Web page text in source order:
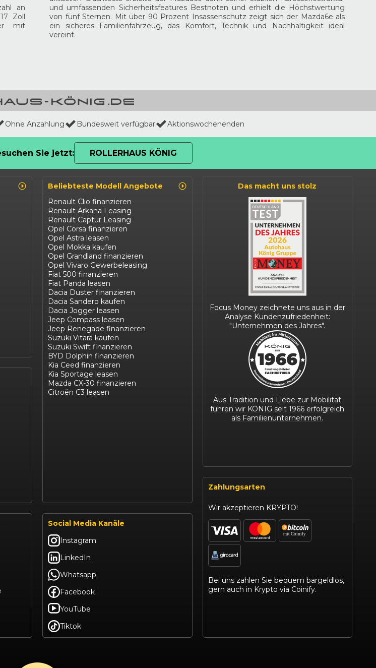
an
Zoll
mit
und umfassenden Sicherheitsfeatures Bestnoten und erhielt die Höchstwertung
von fünf Sternen. Mit über 90 Prozent Insassenschutz zeigt sich der Mazda6e als
ein sicheres Familienfahrzeug, das Komfort, Technik und Nachhaltigkeit ideal
vereint.
Ohne Anzahlung Bundesweit verfügbar Aktionswochenenden
Sie jetzt: ROLLERHAUS KÖNIG
Beliebteste Modell Angebote
Renault Clio finanzieren
Renault Arkana Leasing
Renault Captur Leasing
Opel Corsa finanzieren
Opel Astra leasen
Opel Mokka kaufen
Opel Grandland finanzieren
Opel Vivaro Gewerbeleasing
Fiat 500 finanzieren
Fiat Panda leasen
Dacia Duster finanzieren
Dacia Sandero kaufen
Dacia Jogger leasen
Jeep Compass leasen
Jeep Renegade finanzieren
Suzuki Vitara kaufen
Suzuki Swift finanzieren
BYD Dolphin finanzieren
Kia Ceed finanzieren
Kia Sportage leasen
Mazda CX-30 finanzieren
Citroën C3 leasen
Social Media Kanäle
Instagram
LinkedIn
Whatsapp
Facebook
YouTube
Tiktok
Das macht uns stolz
Focus Money zeichnete uns aus in der
Analyse Kundenzufriedenheit:
"Unternehmen des Jahres".
Aus Tradition und Liebe zur Mobilität
führen wir KÖNIG seit 1966 erfolgreich
als Familienunternehmen.
Zahlungsarten
Wir akzeptieren KRYPTO!
Bei uns zahlen Sie bequem bargeldlos,
gern auch in Krypto via Coinify.